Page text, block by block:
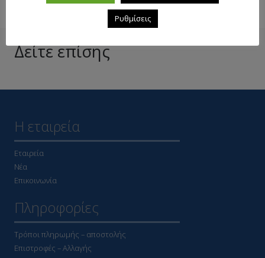
Δείτε επίσης
Η εταιρεία
Εταιρεία
Νέα
Επικοινωνία
Πληροφορίες
Τρόποι πληρωμής – αποστολής
Επιστροφές – Αλλαγής
Ρυθμίσεις